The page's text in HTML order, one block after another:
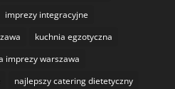
imprezy integracyjne
kuchnia egzotyczna
imprezy warszawa
najlepszy catering dietetyczny